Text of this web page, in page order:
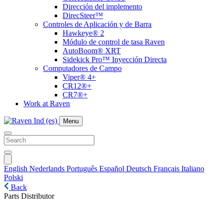
Dirección del implemento
DirecSteer™
Controles de Aplicación y de Barra
Hawkeye® 2
Módulo de control de tasa Raven
AutoBoom® XRT
Sidekick Pro™ Inyección Directa
Computadores de Campo
Viper® 4+
CR12®+
CR7®+
Work at Raven
Menu
English Nederlands Português Español Deutsch Français Italiano
Polski
Back
Parts Distributor